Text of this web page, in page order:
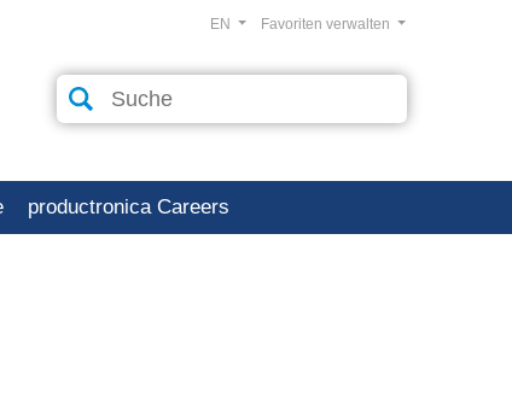
Favoriten verwalten
EN
productronica Careers